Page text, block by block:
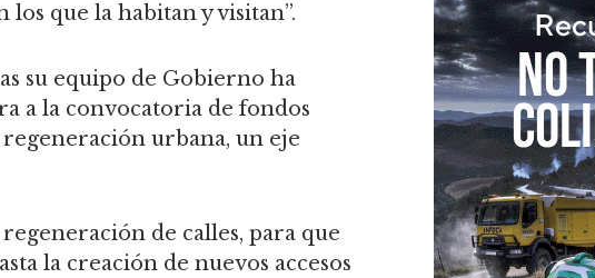
que la habitan y visitan”.
su equipo de Gobierno ha
a la convocatoria de fondos
urbana, un eje
de calles, para que
la creación de nuevos accesos